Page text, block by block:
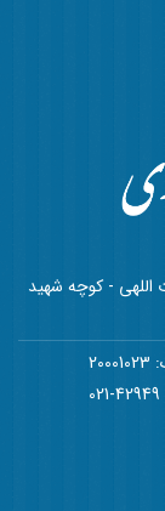
اللهی - کوچه شهید